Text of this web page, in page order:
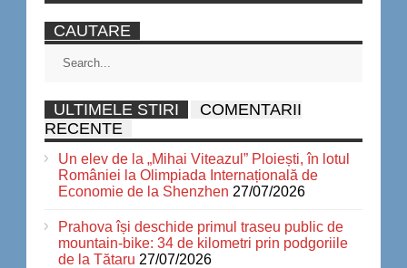
CAUTARE
ULTIMELE STIRI
COMENTARII
RECENTE
Un elev de la „Mihai Viteazul” Ploiești, în lotul
României la Olimpiada Internațională de
Economie de la Shenzhen 27/07/2026
Prahova își deschide primul traseu public de
mountain-bike: 34 de kilometri prin podgoriile
de la Tătaru 27/07/2026